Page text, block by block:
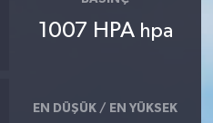
1007 HPA hpa
EN DÜŞÜK / EN YÜKSEK